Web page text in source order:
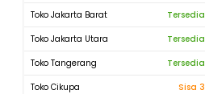
Toko Jakarta Barat
Tersedia
Toko Jakarta Utara
Tersedia
Toko Tangerang
Tersedia
Toko Cikupa
Sisa 3